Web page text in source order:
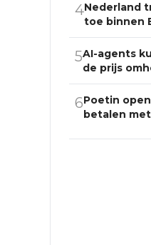
4Nederland
toe binnen
5AI-agents
de prijs
6Poetin
betalen